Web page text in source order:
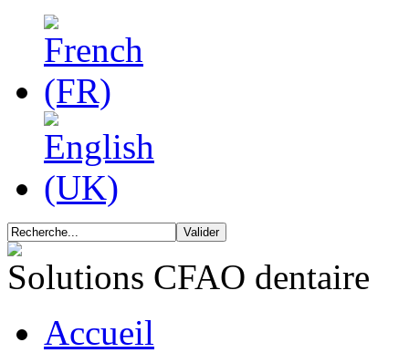
Solutions CFAO dentaire
Accueil